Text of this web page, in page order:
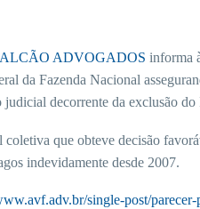
ADVOGADOS informa
da Fazenda Nacional
judicial decorrente da exclusão
que obteve decisão
indevidamente desde 2007.
single-post/parecer-